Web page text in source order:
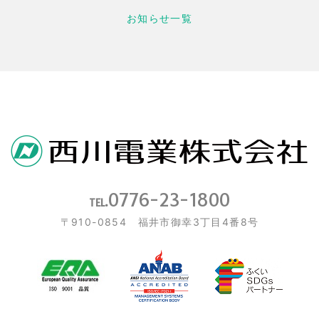
お知らせ一覧
TEL.0776-23-1800
〒910-0854 福井市御幸3丁目4番8号